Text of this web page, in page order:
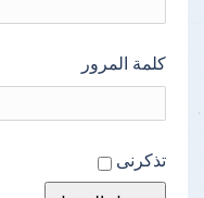
كلمة المرور
تذكرنى